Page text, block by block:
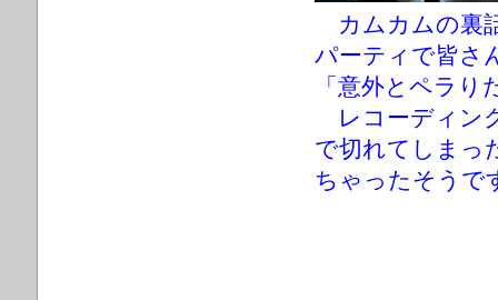
カムカムの裏
パーティで皆さ
「意外とペラ
レコーディン
で切れてしまっ
ちゃったそうで